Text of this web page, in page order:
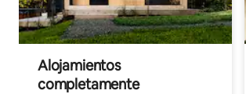
Alojamientos
completamente